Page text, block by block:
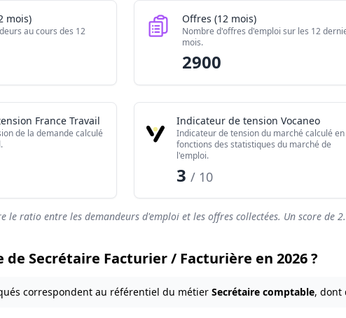
2900
mois)
au cours des 12
Offres (12 mois)
Nombre d'offres d'emploi sur les 12
mois.
2900
France Travail
de la demande calculé
Indicateur de tension Vocaneo
Indicateur de tension du marché calculé en
fonctions des statistiques du marché de
l'emploi.
3/ 10
le ratio entre les demandeurs d'emploi et les offres collectées. Un score de
de Secrétaire Facturier / Facturière en 2026 ?
correspondent au référentiel du métier Secrétaire comptable, dont